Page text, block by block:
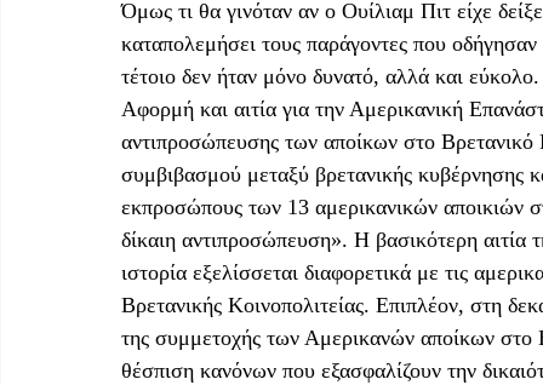
Όμως τι θα γινόταν αν ο Ουίλιαμ Πιτ είχε
καταπολεμήσει τους παράγοντες που
τέτοιο δεν ήταν μόνο δυνατό, αλλά και εύκολο.
Αφορμή και αιτία για την Αμερικανική
αντιπροσώπευσης των αποίκων στο
συμβιβασμού μεταξύ βρετανικής κυβέρνησης
εκπροσώπους των 13 αμερικανικών αποικιών
δίκαιη αντιπροσώπευση». Η βασικότερη αιτία
ιστορία εξελίσσεται διαφορετικά με τις
Βρετανικής Κοινοπολιτείας. Επιπλέον, στη
της συμμετοχής των Αμερικανών αποίκων
θέσπιση κανόνων που εξασφαλίζουν την